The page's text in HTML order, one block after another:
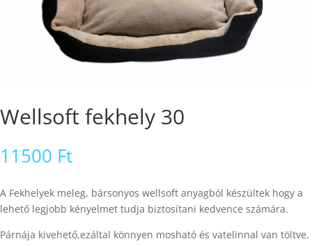
Wellsoft fekhely 30
11500 Ft
A Fekhelyek meleg, bársonyos wellsoft anyagból készültek hogy a
lehető legjobb kényelmet tudja biztosítani kedvence számára.
Párnája kivehető,ezáltal könnyen mosható és vatelinnal van töltve.